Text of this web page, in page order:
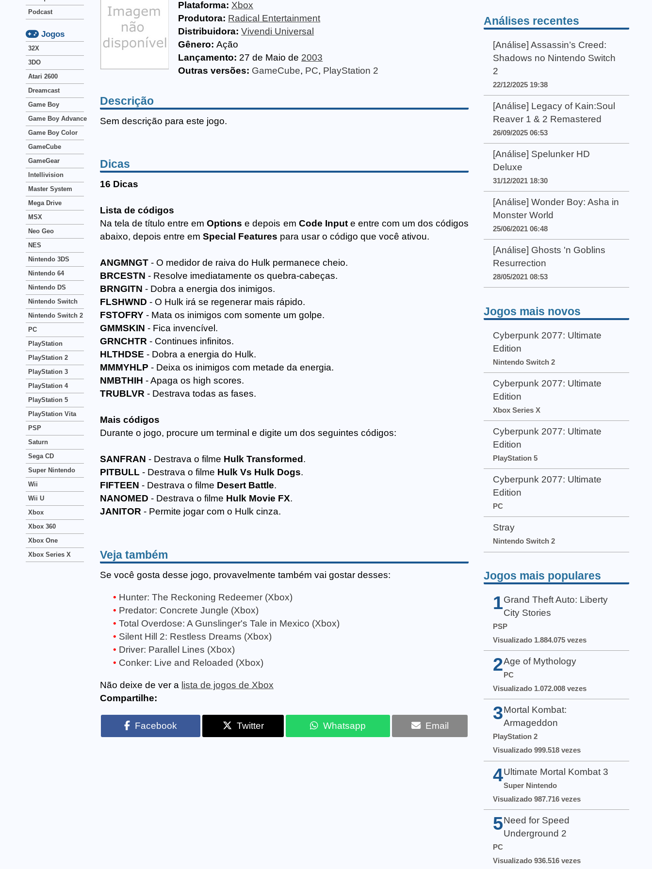
Plataforma: Xbox
Produtora: Radical Entertainment
Distribuidora: Vivendi Universal
Gênero: Ação
Lançamento: 27 de Maio de 2003
Outras versões: GameCube, PC, PlayStation 2
Descrição
Sem descrição para este jogo.
Dicas
16 Dicas
Lista de códigos
Na tela de título entre emOptions e depois em Code Inpute entre com um dos códigos
abaixo, depois entre em Special Features para usar o código que você ativou.
ANGMNGT - O medidor de raiva do Hulk permanece cheio.
BRCESTN - Resolve imediatamente os quebra-cabeças.
BRNGITN - Dobra a energia dos inimigos.
FLSHWND - O Hulk irá se regenerar mais rápido.
FSTOFRY - Mata os inimigos com somente um golpe.
GMMSKIN - Fica invencível.
GRNCHTR - Continues infinitos.
HLTHDSE - Dobra a energia do Hulk.
MMMYHLP - Deixa os inimigos com metade da energia.
NMBTHIH - Apaga os high scores.
TRUBLVR - Destrava todas as fases.
Mais códigos
Durante o jogo, procure um terminal e digite um dos seguintes códigos:
SANFRAN - Destrava o filme Hulk Transformed .
PITBULL - Destrava o filme Hulk Vs Hulk Dogs.
FIFTEEN - Destrava o filme Desert Battle.
NANOMED - Destrava o filme Hulk Movie FX.
JANITOR - Permite jogar com o Hulk cinza.
Veja também
Se você gosta desse jogo, provavelmente também vai gostar desses:
Hunter: The Reckoning Redeemer (Xbox)
Predator: Concrete Jungle (Xbox)
Total Overdose: A Gunslinger's Tale in Mexico (Xbox)
Silent Hill 2: Restless Dreams (Xbox)
Driver: Parallel Lines (Xbox)
Conker: Live and Reloaded (Xbox)
Não deixe de ver a lista de jogos de Xbox
Compartilhe:
Facebook Twitter Whatsapp Email
Podcast
Jogos
32X
3DO
Atari 2600
Dreamcast
Game Boy
Game Boy Advance
Game Boy Color
GameCube
GameGear
Intellivision
Master System
Mega Drive
MSX
Neo Geo
NES
Nintendo 3DS
Nintendo 64
Nintendo DS
Nintendo Switch
Nintendo Switch 2
PC
PlayStation
PlayStation 2
PlayStation 3
PlayStation 4
PlayStation 5
PlayStation Vita
PSP
Saturn
Sega CD
Super Nintendo
Wii
Wii U
Xbox
Xbox 360
Xbox One
Xbox Series X
Análises recentes
[Análise] Assassin’s Creed:
Shadows no Nintendo Switch
2
22/12/2025 19:38
[Análise] Legacy of Kain:Soul
Reaver 1 & 2 Remastered
26/09/2025 06:53
[Análise] Spelunker HD
Deluxe
31/12/2021 18:30
[Análise] Wonder Boy: Asha in
Monster World
25/06/2021 06:48
[Análise] Ghosts 'n Goblins
Resurrection
28/05/2021 08:53
Jogos mais novos
Cyberpunk 2077: Ultimate
Edition
Nintendo Switch 2
Cyberpunk 2077: Ultimate
Edition
Xbox Series X
Cyberpunk 2077: Ultimate
Edition
PlayStation 5
Cyberpunk 2077: Ultimate
Edition
PC
Stray
Nintendo Switch 2
Jogos mais populares
1 Grand Theft Auto: Liberty
City Stories
PSP
Visualizado 1.884.075 vezes
2Age of Mythology
PC
Visualizado 1.072.008 vezes
3 Mortal Kombat:
Armageddon
PlayStation 2
Visualizado 999.518 vezes
4 Ultimate Mortal Kombat 3
Super Nintendo
Visualizado 987.716 vezes
5 Need for Speed
Underground 2
PC
Visualizado 936.516 vezes